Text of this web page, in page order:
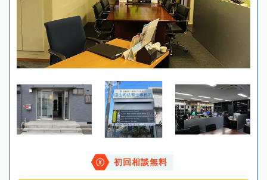
初回相談無料